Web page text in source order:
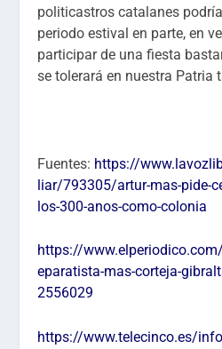
politicastros catalanes
periodo estival en parte, en
participar de una fiesta
se tolerará en nuestra Patria
Fuentes: https://
liar/793305/artur-mas-pide-
los-300-anos-como-colonia
https://
eparatista-mas-corteja-
2556029
https://www.telecinco.es/